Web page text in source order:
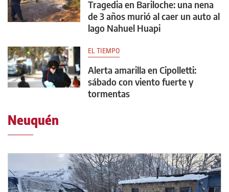
Tragedia en Bariloche: una nena
de 3 años murió al caer un auto al
lago Nahuel Huapi
EL TIEMPO
Alerta amarilla en Cipolletti:
sábado con viento fuerte y
tormentas
Neuquén